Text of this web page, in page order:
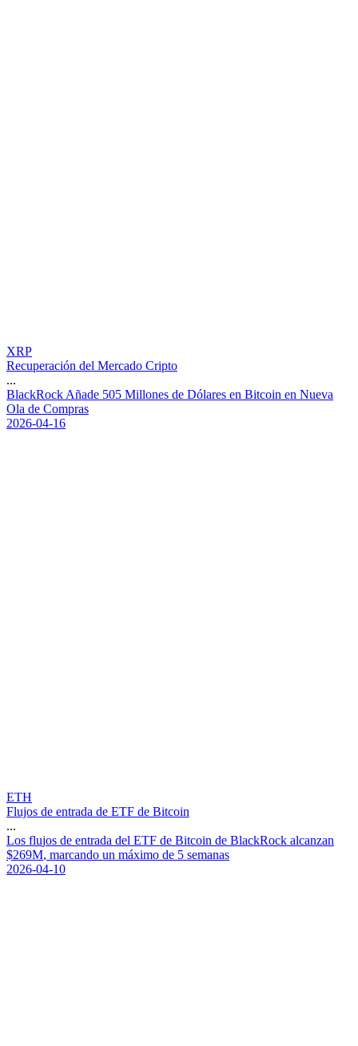
XRP
Recuperación del Mercado Cripto
...
BlackRock Añade 505 Millones de Dólares en Bitcoin en Nueva
Ola de Compras
2026-04-16
ETH
Flujos de entrada de ETF de Bitcoin
...
Los flujos de entrada del ETF de Bitcoin de BlackRock alcanzan
$269M, marcando un máximo de 5 semanas
2026-04-10